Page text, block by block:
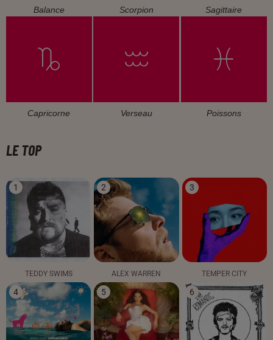
Balance Scorpion Sagittaire
Capricorne Verseau Poissons
LE TOP
1
TEDDY SWIMS
2
ALEX WARREN
3
TEMPER CITY
4 5 6